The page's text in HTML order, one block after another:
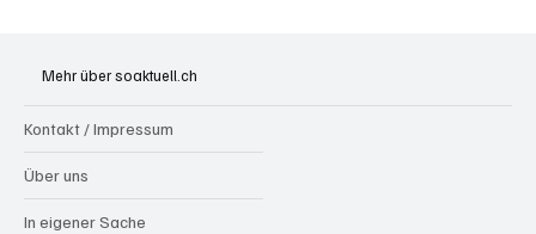
Mehr über soaktuell.ch
Kontakt / Impressum
Über uns
In eigener Sache